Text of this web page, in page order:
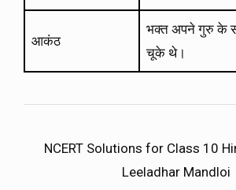
आकंठ
भक्त अपने गुरु के
चूके थे।
NCERT Solutions for Class 10
Leeladhar Mandloi